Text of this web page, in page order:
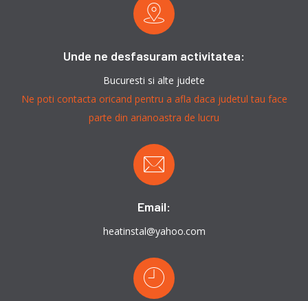
Unde ne desfasuram activitatea:
Bucuresti si alte judete
Ne poti contacta oricand pentru a afla daca judetul tau face
parte din arianoastra de lucru
Email:
heatinstal@yahoo.com